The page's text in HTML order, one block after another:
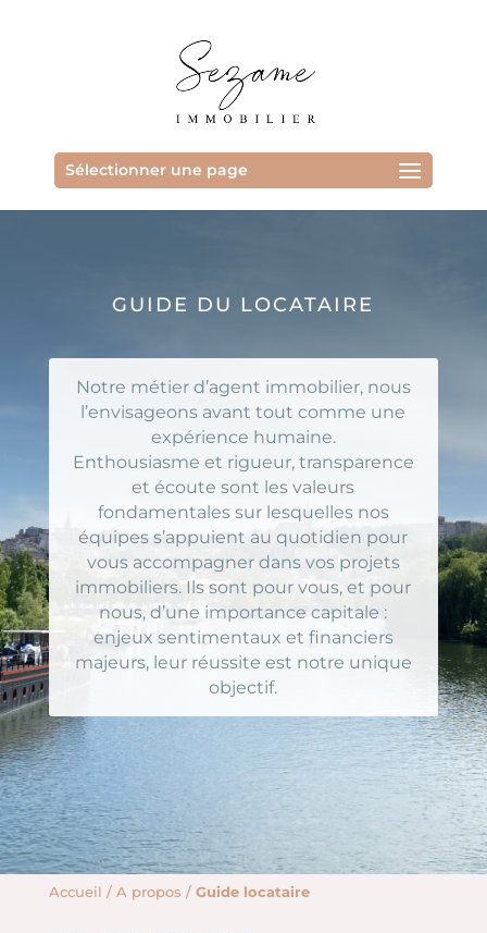
Sélectionner une page
GUIDE DU LOCATAIRE
Notre métier d’agent immobilier, nous
l’envisageons avant tout comme une
expérience humaine.
Enthousiasme et rigueur, transparence
et écoute sont les valeurs
fondamentales sur lesquelles nos
équipes s’appuient au quotidien pour
vous accompagner dans vos projets
immobiliers. Ils sont pour vous, et pour
nous, d’une importance capitale :
enjeux sentimentaux et financiers
majeurs, leur réussite est notre unique
objectif.
Accueil / A propos / Guide locataire